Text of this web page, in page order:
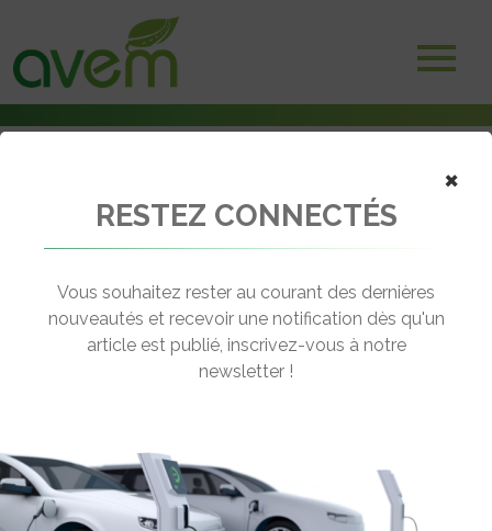
Utilitaires
JIAYUAN CITY CARGO
[wppr_avg_rating id="41336"]
Prix :11990€
×
RESTEZ CONNECTÉS
Vous souhaitez rester au courant des dernières
nouveautés et recevoir une notification dès qu'un
article est publié, inscrivez-vous à notre
newsletter !